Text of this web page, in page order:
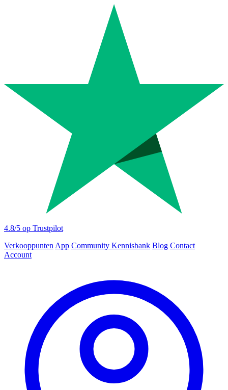
4.8/5 op Trustpilot
Verkooppunten App Community Kennisbank Blog Contact
Account